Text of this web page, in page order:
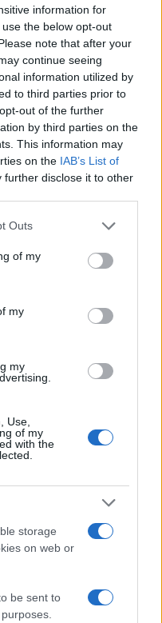
information for
the below opt-out
note that after your
continue seeing
information utilized by
to third parties prior to
out of the further
by third parties on the
This information may
on the IAB’s List of
further disclose it to other
one or more Google
You may click to
its third-party tags to
in below Google
Outs
of my
my
my
Use,
of my
with the
storage
on web or
be sent to
le novità che stanno